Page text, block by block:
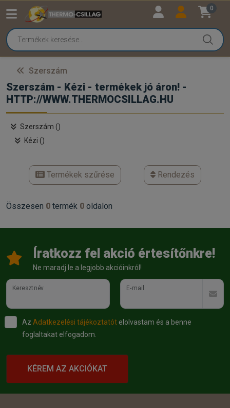
0
Szerszám
Szerszám - Kézi - termékek jó áron! -
HTTP://WWW.THERMOCSILLAG.HU
Szerszám ()
Kézi ()
Termékek szűrése Rendezés
Összesen 0 termék 0 oldalon
Íratkozz fel akció értesítőnkre!
Ne maradj le a legjobb akcióinkról!
Keresztnév E-mail
Az Adatkezelési tájékoztatót elolvastam és a benne
foglaltakat elfogadom.
KÉREM AZ AKCIÓKAT